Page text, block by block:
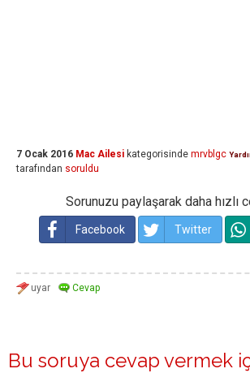
7 Ocak 2016 Mac Ailesi kategorisinde mrvblgc
tarafından soruldu
Sorunuzu paylaşarak daha hızlı
Facebook Twitter
Bu soruya cevap vermek